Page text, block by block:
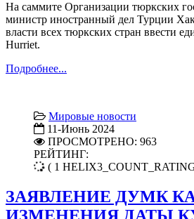
На саммите Организации тюркских
министр иностранный дел Турции
власти всех тюркских стран ввести
Hurriet.
Подробнее...
Мировые новости
11-Июнь 2024
ПРОСМОТРЕНО: 963
РЕЙТИНГ:
( 1
ЗАЯВЛЕНИЕ ДУМК